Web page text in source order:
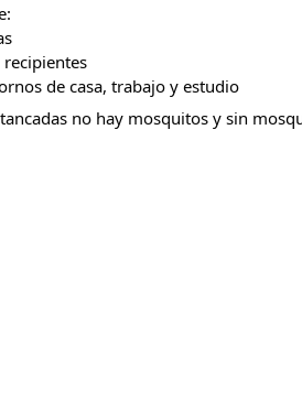
de casa, trabajo y estudio
no hay mosquitos y sin